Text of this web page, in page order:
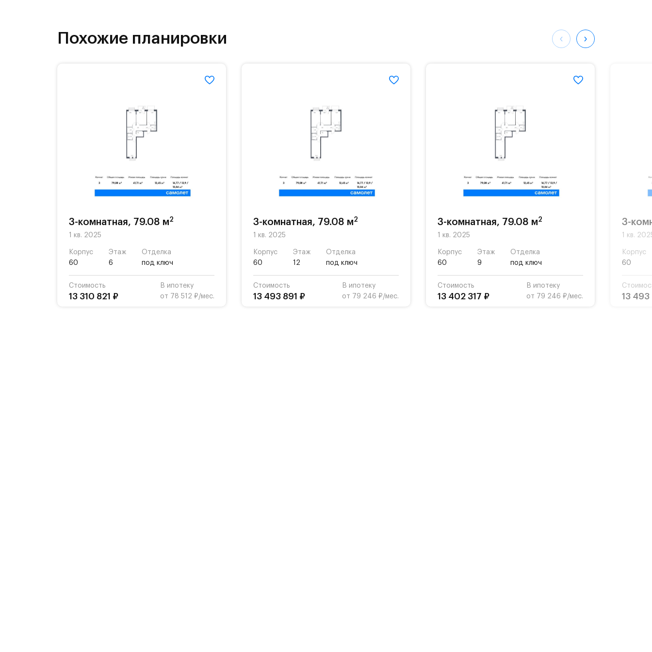
На территории квартала возведут детский сад и школу. Также для наиболее одарённых
детей есть возможность посещения частной гимназии «Жуковка».
Похожие планировки
3-комнатная, 79.08 м2
1 кв. 2025
Корпус
60
Этаж
6
Отделка
под ключ
Стоимость
13 310 821 ₽
В ипотеку
от 78 512 ₽/мес.
3-комнатная, 79.08 м2
1 кв. 2025
Корпус
60
Этаж
12
Отделка
под ключ
Стоимость
13 493 891 ₽
В ипотеку
от 79 246 ₽/мес.
3-комнатная, 79.08 м2
1 кв. 2025
Корпус
60
Этаж
9
Отделка
под ключ
Стоимость
13 402 317 ₽
В ипотеку
от 79 246 ₽/мес.
3-
1 кв.
Корпус
60
13 493